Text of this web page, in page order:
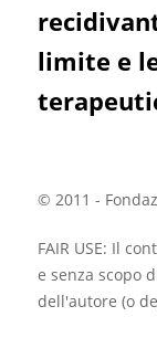
limite e
© 2011 -
FAIR USE: Il
e senza scopo
dell'autore (o